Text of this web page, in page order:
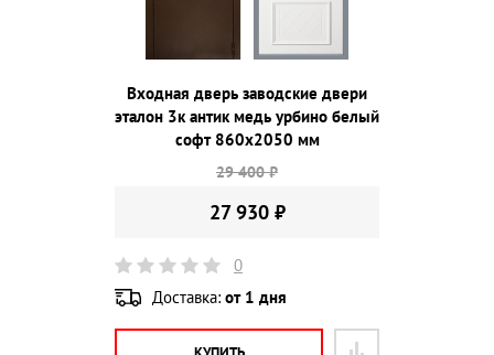
Входная дверь заводские двери
эталон 3к антик медь урбино белый
софт 860х2050 мм
29 400 ₽
27 930 ₽
0
Доставка: от 1 дня